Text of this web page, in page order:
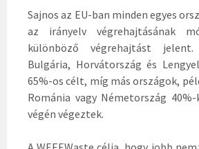
Sajnos az EU-ban minden egyes
az irányelv végrehajtásának
különböző végrehajtást
Bulgária, Horvátország és
65%-os célt, míg más országok,
Románia vagy Németország
végén végeztek.